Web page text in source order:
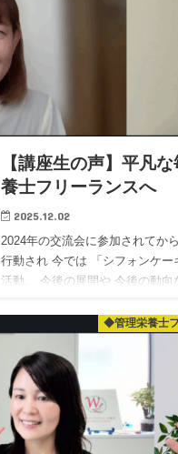
【講座生の声】平凡
養士フリーランスへ
2025.12.02
2024年の交流会に参加されてか
行動され 今では 「シフォンケー
活動。 今後の展開や 今後の動向
◆管理栄養士